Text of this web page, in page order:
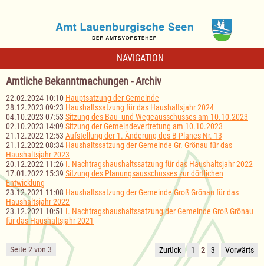
NAVIGATION
Amtliche Bekanntmachungen - Archiv
22.02.2024 10:10 Hauptsatzung der Gemeinde
28.12.2023 09:23 Haushaltssatzung für das Haushaltsjahr 2024
04.10.2023 07:53 Sitzung des Bau- und Wegeausschusses am 10.10.2023
02.10.2023 14:09 Sitzung der Gemeindevertretung am 10.10.2023
21.12.2022 12:53 Aufstellung der 1. Änderung des B-Planes Nr. 13
21.12.2022 08:34 Haushaltssatzung der Gemeinde Gr. Grönau für das
Haushaltsjahr 2023
20.12.2022 11:26 I. Nachtragshaushaltssatzung für das Haushaltsjahr 2022
17.01.2022 15:39 Sitzung des Planungsausschusses zur dörflichen
Entwicklung
23.12.2021 11:08 Haushaltssatzung der Gemeinde Groß Grönau für das
Haushaltsjahr 2022
23.12.2021 10:51 I. Nachtragshaushaltssatzung der Gemeinde Groß Grönau
für das Haushaltsjahr 2021
Seite 2 von 3 Zurück 1 2 3 Vorwärts